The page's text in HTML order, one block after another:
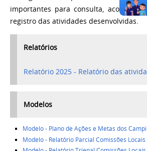
importantes para consulta,
registro das atividades desenvolvidas.
Relatórios
Relatório 2025 - Relatório das
Modelos
Modelo - Plano de Ações e Metas dos Campi
Modelo - Relatório Parcial Comissões